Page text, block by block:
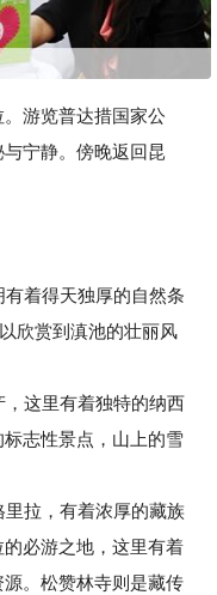
游览普达措国家公
宁静。傍晚返回昆
着得天独厚的自然条
欣赏到滇池的壮丽风
这里有着独特的纳西
志性景点，山上的雪
拉，有着浓厚的藏族
必游之地，这里有着
。松赞林寺则是藏传